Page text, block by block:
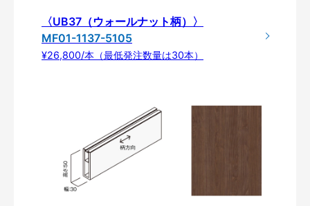
〈UB37（ウォールナット柄）〉
MF01-1137-5105
¥26,800/本（最低発注数量は30本）